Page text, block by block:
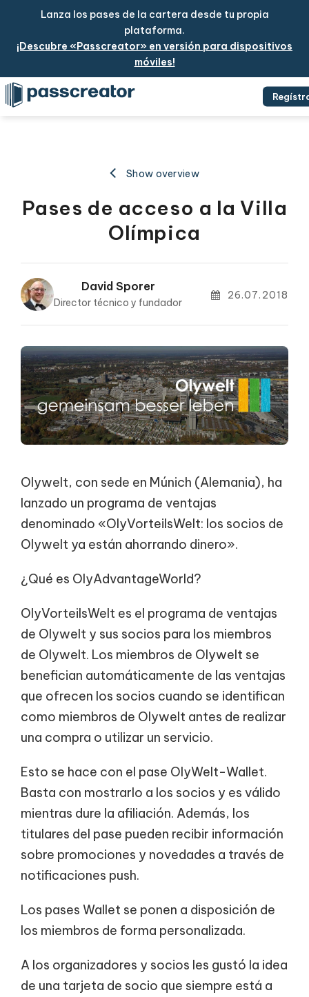
Lanza los pases de la cartera desde tu propia
plataforma.
¡Descubre «Passcreator» en versión para dispositivos
móviles!
Show overview
Pases de acceso a la Villa
Olímpica
David Sporer
Director técnico y fundador
26.07.2018
Olywelt, con sede en Múnich (Alemania), ha
lanzado un programa de ventajas
denominado «OlyVorteilsWelt: los socios de
Olywelt ya están ahorrando dinero».
¿Qué es OlyAdvantageWorld?
OlyVorteilsWelt es el programa de ventajas
de Olywelt y sus socios para los miembros
de Olywelt. Los miembros de Olywelt se
benefician automáticamente de las ventajas
que ofrecen los socios cuando se identifican
como miembros de Olywelt antes de realizar
una compra o utilizar un servicio.
Esto se hace con el pase OlyWelt-Wallet.
Basta con mostrarlo a los socios y es válido
mientras dure la afiliación. Además, los
titulares del pase pueden recibir información
sobre promociones y novedades a través de
notificaciones push.
Los pases Wallet se ponen a disposición de
los miembros de forma personalizada.
A los organizadores y socios les gustó la idea
de una tarjeta de socio que siempre está a